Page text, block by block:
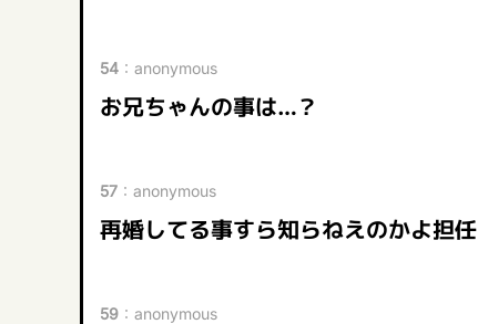
54 ： anonymous
お兄ちゃんの事は…？
57 ： anonymous
再婚してる事すら知らねえのかよ担任
59 ： anonymous